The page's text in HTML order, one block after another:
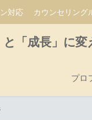
対応 カウンセリング
「成長」に変
プロ